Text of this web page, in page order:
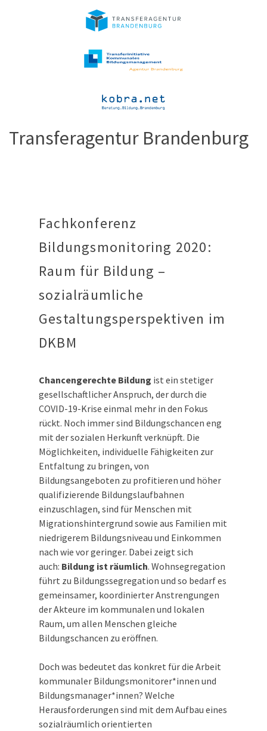
Transferagentur Brandenburg
Fachkonferenz
Bildungsmonitoring 2020:
Raum für Bildung –
sozialräumliche
Gestaltungsperspektiven im
DKBM
Chancengerechte Bildung ist ein stetiger
gesellschaftlicher Anspruch, der durch die
COVID-19-Krise einmal mehr in den Fokus
rückt. Noch immer sind Bildungschancen eng
mit der sozialen Herkunft verknüpft. Die
Möglichkeiten, individuelle Fähigkeiten zur
Entfaltung zu bringen, von
Bildungsangeboten zu profitieren und höher
qualifizierende Bildungslaufbahnen
einzuschlagen, sind für Menschen mit
Migrationshintergrund sowie aus Familien mit
niedrigerem Bildungsniveau und Einkommen
nach wie vor geringer. Dabei zeigt sich
auch: Bildung ist räumlich. Wohnsegregation
führt zu Bildungssegregation und so bedarf es
gemeinsamer, koordinierter Anstrengungen
der Akteure im kommunalen und lokalen
Raum, um allen Menschen gleiche
Bildungschancen zu eröffnen.
Doch was bedeutet das konkret für die Arbeit
kommunaler Bildungsmonitorer*innen und
Bildungsmanager*innen? Welche
Herausforderungen sind mit dem Aufbau eines
sozialräumlich orientierten